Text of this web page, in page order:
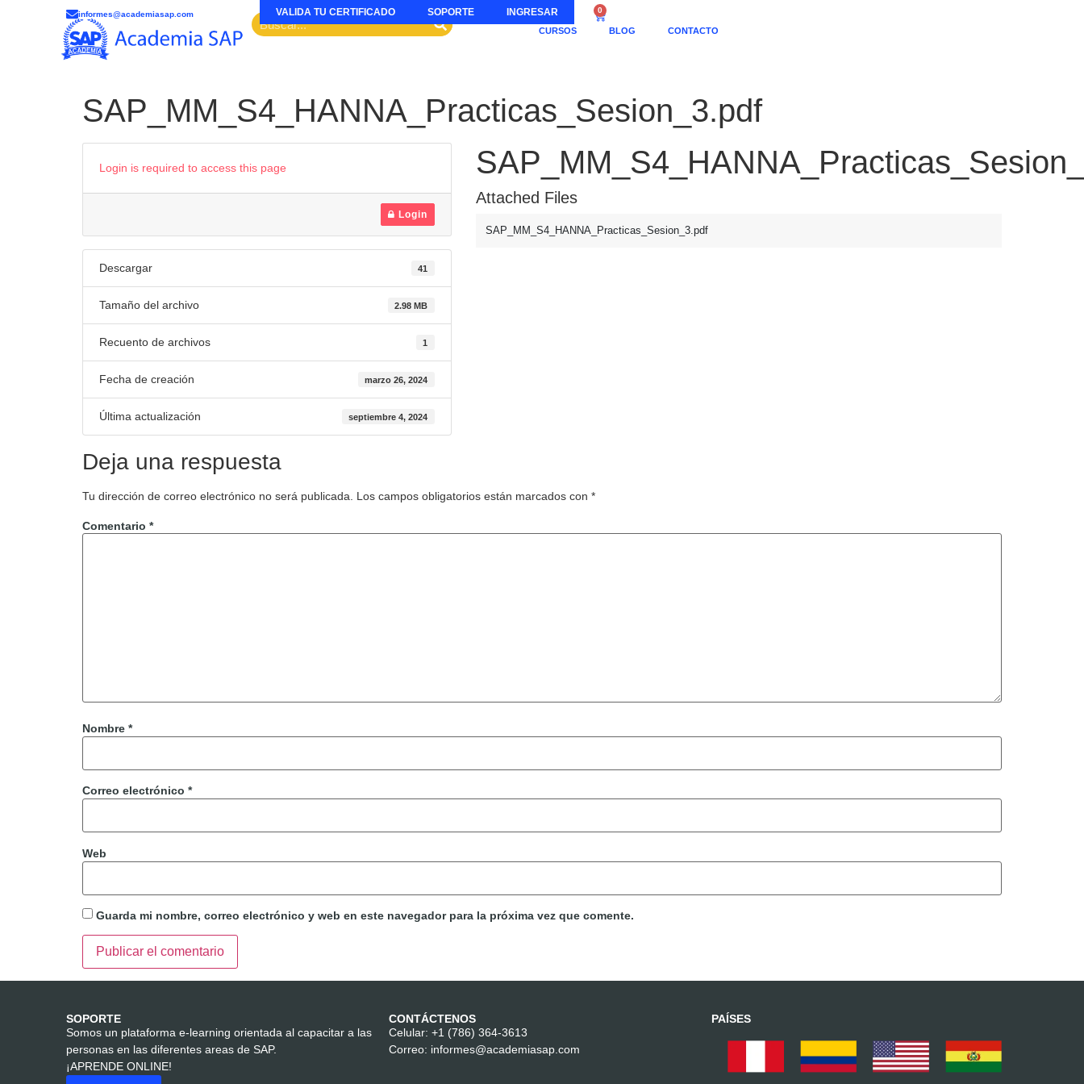
informes@academiasap.com VALIDA TU CERTIFICADO SOPORTE INGRESAR 0
CURSOS BLOG CONTACTO
SAP_MM_S4_HANNA_Practicas_Sesion_3.pdf
Login is required to access this page
Login
Descargar 41
Tamaño del archivo 2.98 MB
Recuento de archivos 1
Fecha de creación marzo 26, 2024
Última actualización septiembre 4, 2024
Attached Files
SAP_MM_S4_HANNA_Practicas_Sesion_3.pdf
Deja una respuesta
Tu dirección de correo electrónico no será publicada. Los campos obligatorios están marcados con *
Comentario *
Nombre *
Correo electrónico *
Web
Guarda mi nombre, correo electrónico y web en este navegador para la próxima vez que comente.
SOPORTE
Somos un plataforma e-learning orientada al capacitar a las
personas en las diferentes areas de SAP.
¡APRENDE ONLINE!
CONTÁCTENOS
Celular: +1 (786) 364-3613
Correo: informes@academiasap.com
PAÍSES